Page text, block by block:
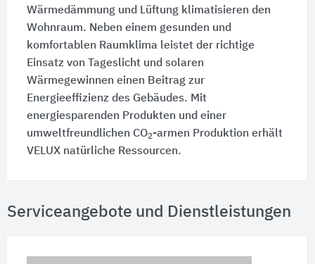
Wärmedämmung und Lüftung klimatisieren den
Wohnraum. Neben einem gesunden und
komfortablen Raumklima leistet der richtige
Einsatz von Tageslicht und solaren
Wärmegewinnen einen Beitrag zur
Energieeffizienz des Gebäudes. Mit
energiesparenden Produkten und einer
umweltfreundlichen CO2-armen Produktion erhält
VELUX natürliche Ressourcen.
Serviceangebote und Dienstleistungen